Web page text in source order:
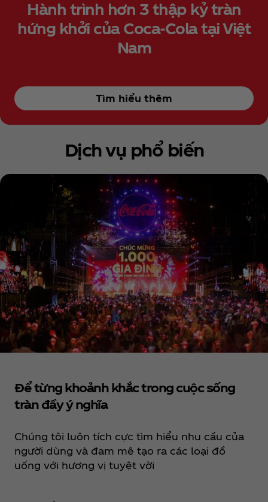
Hành trình hơn 3 thập kỷ tràn
hứng khởi của Coca‑Cola tại Việt
Nam
Tìm hiểu thêm
Dịch vụ phổ biến
Để từng khoảnh khắc trong cuộc sống
tràn đầy ý nghĩa
Chúng tôi luôn tích cực tìm hiểu nhu cầu của
người dùng và đam mê tạo ra các loại đồ
uống với hương vị tuyệt vời